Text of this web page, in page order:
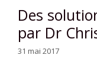
Des
par Dr
31 mai 2017